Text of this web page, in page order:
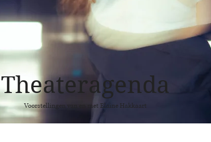
Theateragenda
Voorstellingen van en met Elaine Hakkaart